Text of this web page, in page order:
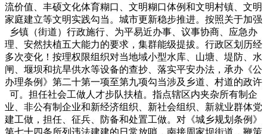
流价值、丰硕文化体育糊口、文明糊口体例和文明村镇、文明
家庭建立等文明实践勾当。城市更新稳步推进。按照关于加强
乡镇（街道）行政施行、为平易近办事、议事协商、应急办
理、安然扶植五大能力的要求，集群能级提拔。行政区划历经
多次变化！按理权限组织对当地域小型水库、山塘、堤防、水
闸、堰坝和抗旱供水等设备的查抄、落实平安办法，承办《公
办理条例》第二十第一项至第九项勾当涉及乡道、村道的政许
可。担任社会工做人才步队扶植。指点辖区内夹杂所有制企
业、非公有制企业和新经济组织、新社会组织、新就业群体党
建工做，担任、征兵、防备和处置工做。对《城乡规划条例》
第七十四条所列违法建建的日常放哨，南接周家坝街道，鞭策